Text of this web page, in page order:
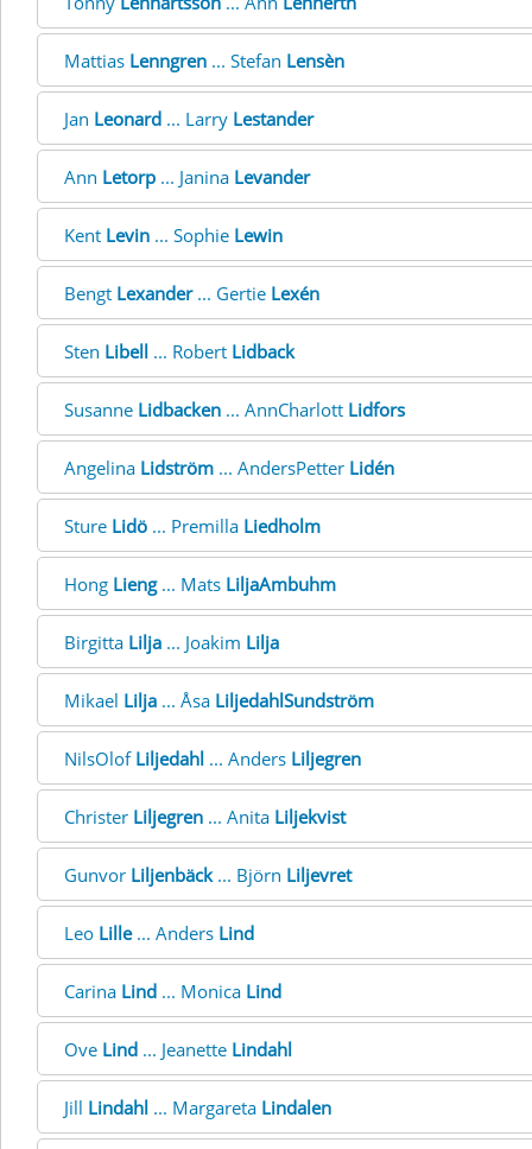
Mattias Lenngren ... Stefan Lensèn
Jan Leonard ... Larry Lestander
Ann Letorp ... Janina Levander
Kent Levin ... Sophie Lewin
Bengt Lexander... Gertie Lexén
Sten Libell ... Robert Lidback
Susanne Lidbacken ... AnnCharlott Lidfors
Angelina Lidström ... AndersPetter Lidén
Sture Lidö ... Premilla Liedholm
Hong Lieng... Mats LiljaAmbuhm
Birgitta Lilja ... Joakim Lilja
Mikael Lilja ... Åsa LiljedahlSundström
NilsOlof Liljedahl ... Anders Liljegren
Christer Liljegren ... Anita Liljekvist
Gunvor Liljenbäck... Björn Liljevret
Leo Lille... Anders Lind
Carina Lind ... Monica Lind
Ove Lind ... Jeanette Lindahl
Jill Lindahl ... Margareta Lindalen